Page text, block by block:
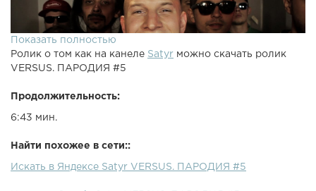
Показать полностью
Ролик о том как на канеле Satyr можно скачать ролик
VERSUS. ПАРОДИЯ #5
Продолжительность:
6:43 мин.
Найти похожее в сети::
Искать в Яндексе Satyr VERSUS. ПАРОДИЯ #5